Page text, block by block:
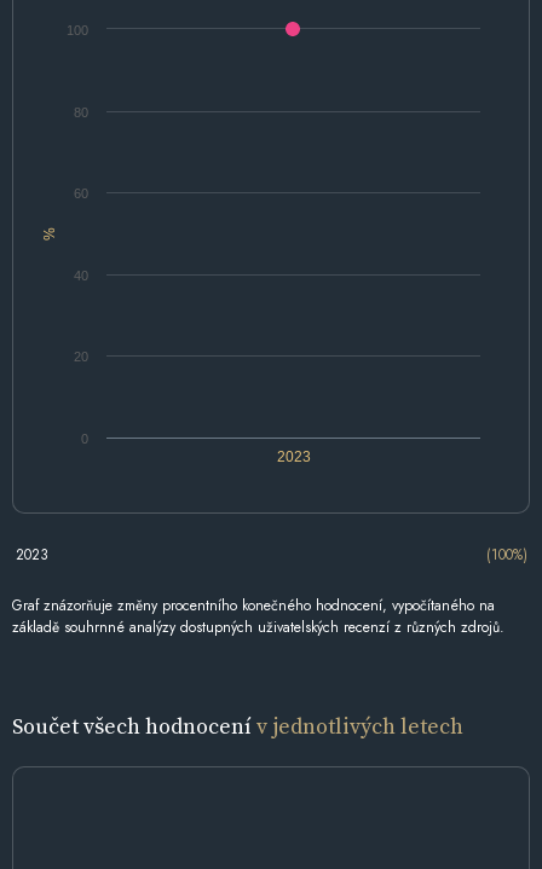
%
2023
0
20
40
60
80
100
2023 (100%)
Graf znázorňuje změny procentního konečného hodnocení, vypočítaného na
základě souhrnné analýzy dostupných uživatelských recenzí z různých zdrojů.
Součet všech hodnocenív jednotlivých letech